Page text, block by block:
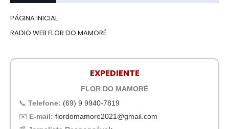
PÁGINA INICIAL
RADIO WEB FLOR DO MAMORÉ
EXPEDIENTE
FLOR DO MAMORÉ
📞 Telefone: (69) 9 9940-7819
✉️ E-mail: flordomamore2021@gmail.com